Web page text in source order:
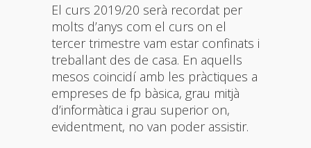
El curs 2019/20 serà recordat per
molts d’anys com el curs on el
tercer trimestre vam estar confinats i
treballant des de casa. En aquells
mesos coincidí amb les pràctiques a
empreses de fp bàsica, grau mitjà
d’informàtica i grau superior on,
evidentment, no van poder assistir.